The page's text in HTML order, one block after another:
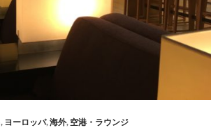
, ヨーロッパ,海外, 空港・ラウンジ